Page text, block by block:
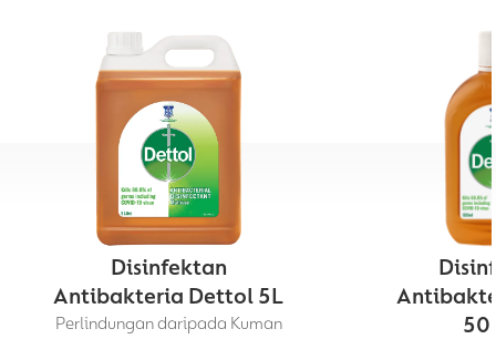
Disinfektan
Antibakteria Dettol 5L
Perlindungan daripada Kuman